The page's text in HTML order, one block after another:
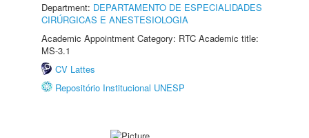
Department: DEPARTAMENTO DE ESPECIALIDADES
CIRÚRGICAS E ANESTESIOLOGIA
Academic Appointment Category: RTC Academic title:
MS-3.1
CV Lattes
Repositório Institucional UNESP